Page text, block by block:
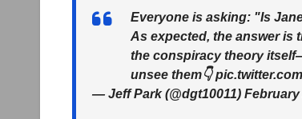
Everyone is asking: "Is
As expected, the answer is
the conspiracy theory
unsee them👇
— Jeff Park (@dgt10011) February